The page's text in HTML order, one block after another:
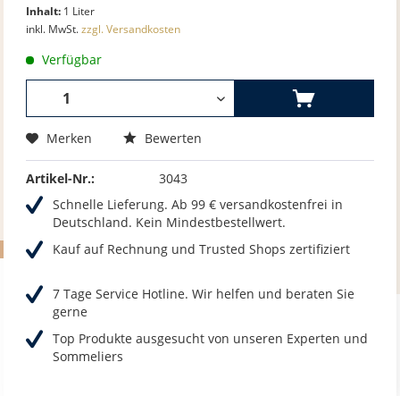
Inhalt: 1 Liter
inkl. MwSt.zzgl. Versandkosten
Verfügbar
Merken Bewerten
Artikel-Nr.:
3043
Schnelle Lieferung. Ab 99 € versandkostenfrei in
Deutschland. Kein Mindestbestellwert.
Kauf auf Rechnung und Trusted Shops zertifiziert
7 Tage Service Hotline. Wir helfen und beraten Sie
gerne
Top Produkte ausgesucht von unseren Experten und
Sommeliers